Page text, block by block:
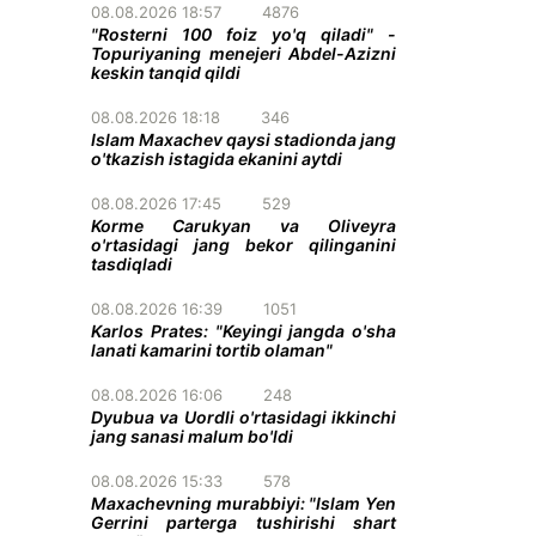
08.08.2026 18:57 4876
"Rosterni 100 foiz yo'q qiladi" -
Topuriyaning menejeri Abdel-Azizni
keskin tanqid qildi
08.08.2026 18:18 346
Islam Maxachev qaysi stadionda jang
o'tkazish istagida ekanini aytdi
08.08.2026 17:45 529
Korme Carukyan va Oliveyra
o'rtasidagi jang bekor qilinganini
tasdiqladi
08.08.2026 16:39 1051
Karlos Prates: "Keyingi jangda o'sha
lanati kamarini tortib olaman"
08.08.2026 16:06 248
Dyubua va Uordli o'rtasidagi ikkinchi
jang sanasi malum bo'ldi
08.08.2026 15:33 578
Maxachevning murabbiyi: "Islam Yen
Gerrini parterga tushirishi shart